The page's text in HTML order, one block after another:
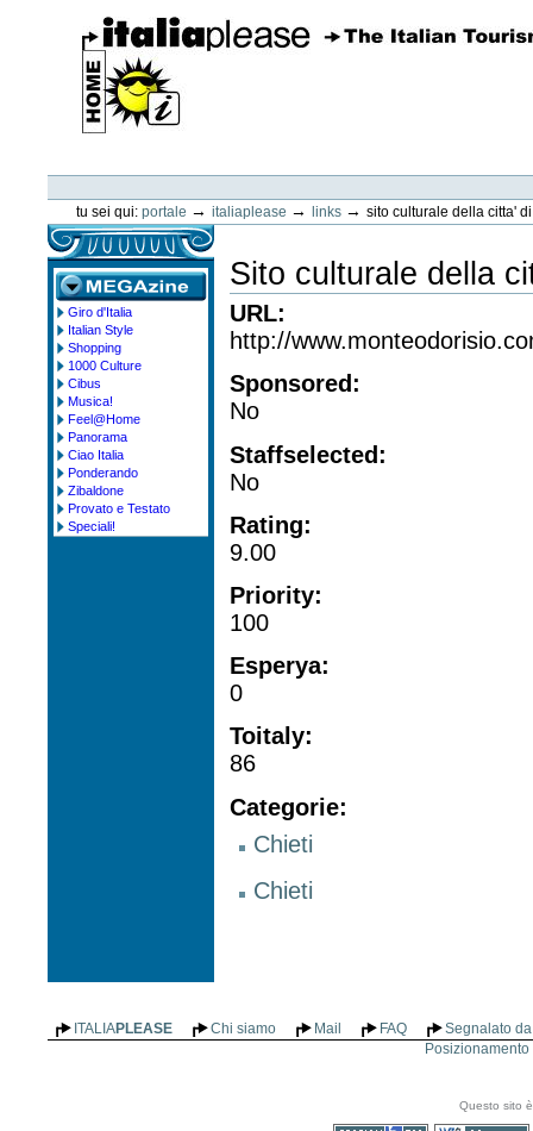
contenuti.
Spostati
navigazione
personali
tu sei qui: portale → italiaplease → links → sito culturale della citta'
megazine
Giro d'Italia
Italian Style
Shopping
1000 Culture
Cibus
Musica!
Feel@Home
Panorama
Ciao Italia
Ponderando
Zibaldone
Provato e Testato
Speciali!
Sito culturale della
URL:
http://
Sponsored :
No
Staffselected:
No
Rating:
9.00
Priority:
100
Esperya:
0
Toitaly:
86
Categorie:
Chieti
Chieti
ITALIAPLEASE Chi siamo Mail FAQ
Segnalato
Questo sito